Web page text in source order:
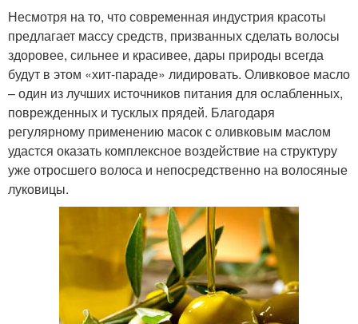
Несмотря на то, что современная индустрия красоты
предлагает массу средств, призванных сделать волосы
здоровее, сильнее и красивее, дары природы всегда
будут в этом «хит-параде» лидировать. Оливковое масло
– один из лучших источников питания для ослабленных,
поврежденных и тусклых прядей. Благодаря
регулярному применению масок с оливковым маслом
удастся оказать комплексное воздействие на структуру
уже отросшего волоса и непосредственно на волосяные
луковицы.